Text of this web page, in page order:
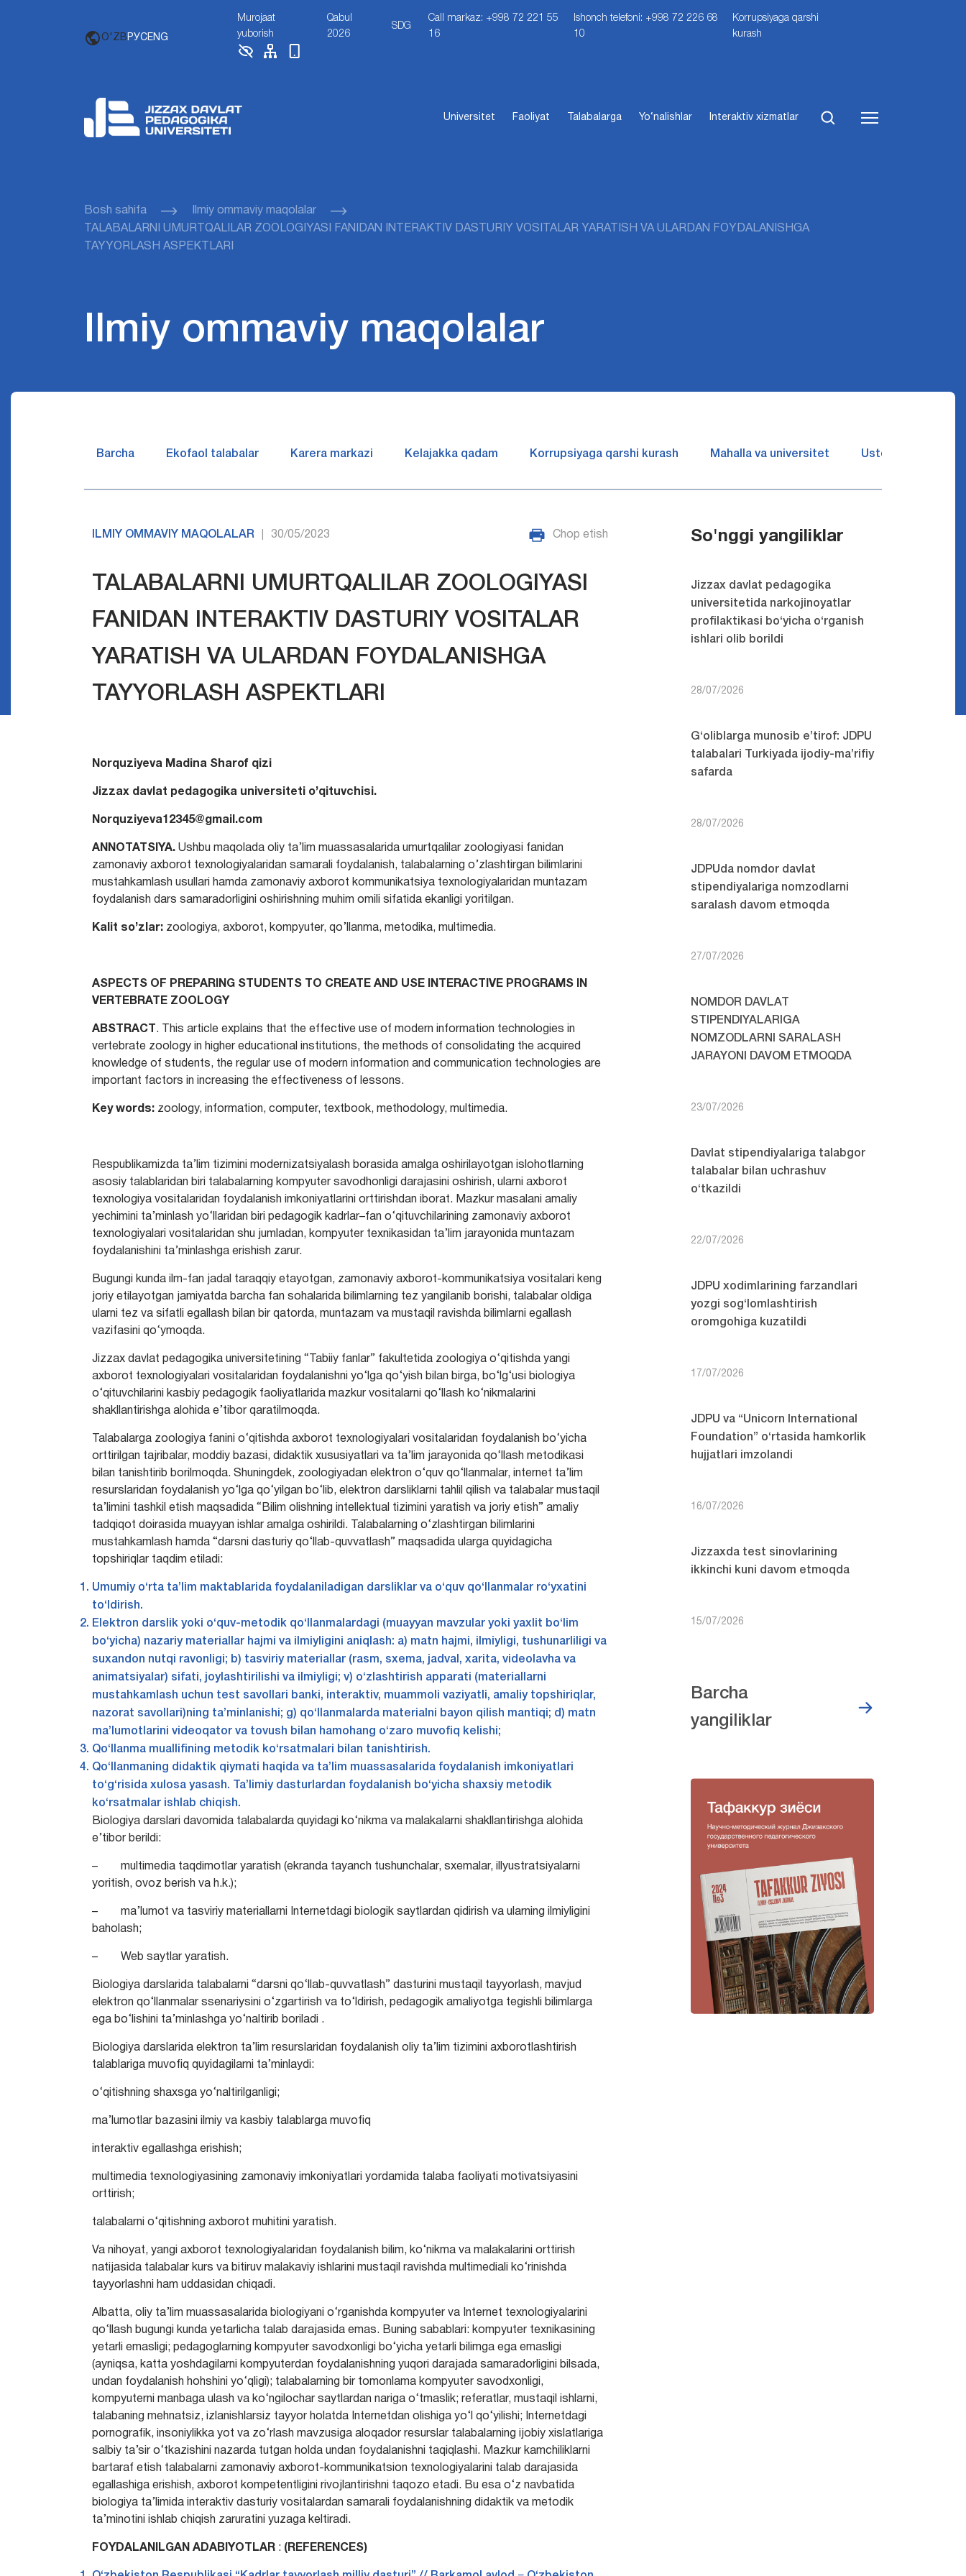
O'ZB РУСENG
Murojaat
yuborish
Qabul
2026
SDG
Call markaz: +998 72 221 55
16
Ishonch telefoni: +998 72 226 68
10
Korrupsiyaga qarshi
kurash
Universitet Faoliyat Talabalarga Yo‘nalishlar Interaktiv xizmatlar
Bosh sahifa
Ilmiy ommaviy maqolalar
TALABALARNI UMURTQALILAR ZOOLOGIYASI FANIDAN INTЕRAKTIV DASTURIY VOSITALAR YARATISH VA ULARDAN FOYDALANISHGA
TAYYORLASH ASPЕKTLARI
Ilmiy ommaviy maqolalar
Barcha Ekofaol talabalar Karera markazi Kelajakka qadam Korrupsiyaga qarshi kurash Mahalla va universitet Ustozlar suhbatin
ILMIY OMMAVIY MAQOLALAR 30/05/2023 Chop etish
TALABALARNI UMURTQALILAR ZOOLOGIYASI
FANIDAN INTЕRAKTIV DASTURIY VOSITALAR
YARATISH VA ULARDAN FOYDALANISHGA
TAYYORLASH ASPЕKTLARI
Norquziyeva Madina Sharof qizi
Jizzax davlat pedagogika universiteti o’qituvchisi.
Norquziyeva12345@gmail.com
ANNOTATSIYA.Ushbu maqolada oliy ta’lim muassasalarida umurtqalilar zoologiyasi fanidan
zamonaviy axborot texnologiyalaridan samarali foydalanish, talabalarning o’zlashtirgan bilimlarini
mustahkamlash usullari hamda zamonaviy axborot kommunikatsiya texnologiyalaridan muntazam
foydalanish dars samaradorligini oshirishning muhim omili sifatida ekanligi yoritilgan.
Kalit so’zlar: zoologiya, axborot, kompyuter, qo’llanma, metodika, multimedia.
ASPECTS OF PREPARING STUDENTS TO CREATE AND USE INTERACTIVE PROGRAMS IN
VERTEBRATE ZOOLOGY
ABSTRACT . This article explains that the effective use of modern information technologies in
vertebrate zoology in higher educational institutions, the methods of consolidating the acquired
knowledge of students, the regular use of modern information and communication technologies are
important factors in increasing the effectiveness of lessons.
Key words: zoology, information, computer, textbook, methodology, multimedia.
Respublikamizda ta’lim tizimini modernizatsiyalash borasida amalga oshirilayotgan islohotlarning
asosiy talablaridan biri talabalarning kompyuter savodhonligi darajasini oshirish, ularni axborot
texnologiya vositalaridan foydalanish imkoniyatlarini orttirishdan iborat. Mazkur masalani amaliy
yechimini ta’minlash yo‘llaridan biri pedagogik kadrlar–fan o‘qituvchilarining zamonaviy axborot
texnologiyalari vositalaridan shu jumladan, kompyuter texnikasidan ta’lim jarayonida muntazam
foydalanishini ta’minlashga erishish zarur.
Bugungi kunda ilm-fan jadal taraqqiy etayotgan, zamonaviy axborot-kommunikatsiya vositalari keng
joriy etilayotgan jamiyatda barcha fan sohalarida bilimlarning tez yangilanib borishi, talabalar oldiga
ularni tez va sifatli egallash bilan bir qatorda, muntazam va mustaqil ravishda bilimlarni egallash
vazifasini qo‘ymoqda.
Jizzax davlat pedagogika universitetining “Tabiiy fanlar” fakultetida zoologiya o‘qitishda yangi
axborot texnologiyalari vositalaridan foydalanishni yo‘lga qo‘yish bilan birga, bo‘lg‘usi biologiya
o‘qituvchilarini kasbiy pedagogik faoliyatlarida mazkur vositalarni qo‘llash ko‘nikmalarini
shakllantirishga alohida e’tibor qaratilmoqda.
Talabalarga zoologiya fanini o‘qitishda axborot texnologiyalari vositalaridan foydalanish bo‘yicha
orttirilgan tajribalar, moddiy bazasi, didaktik xususiyatlari va ta’lim jarayonida qo‘llash metodikasi
bilan tanishtirib borilmoqda. Shuningdek, zoologiyadan elektron o‘quv qo‘llanmalar, internet ta’lim
resurslaridan foydalanish yo‘lga qo‘yilgan bo‘lib, elektron darsliklarni tahlil qilish va talabalar mustaqil
ta’limini tashkil etish maqsadida “Bilim olishning intellektual tizimini yaratish va joriy etish” amaliy
tadqiqot doirasida muayyan ishlar amalga oshirildi. Talabalarning o‘zlashtirgan bilimlarini
mustahkamlash hamda “darsni dasturiy qo‘llab-quvvatlash” maqsadida ularga quyidagicha
topshiriqlar taqdim etiladi:
Umumiy o‘rta ta’lim maktablarida foydalaniladigan darsliklar va o‘quv qo‘llanmalar ro‘yxatini
to‘ldirish.
Elektron darslik yoki o‘quv-metodik qo‘llanmalardagi (muayyan mavzular yoki yaxlit bo‘lim
bo‘yicha) nazariy materiallar hajmi va ilmiyligini aniqlash: a) matn hajmi, ilmiyligi, tushunarliligi va
suxandon nutqi ravonligi; b) tasviriy materiallar (rasm, sxema, jadval, xarita, videolavha va
animatsiyalar) sifati, joylashtirilishi va ilmiyligi; v) o‘zlashtirish apparati (materiallarni
mustahkamlash uchun test savollari banki, interaktiv, muammoli vaziyatli, amaliy topshiriqlar,
nazorat savollari)ning ta’minlanishi; g) qo‘llanmalarda materialni bayon qilish mantiqi; d) matn
ma’lumotlarini videoqator va tovush bilan hamohang o‘zaro muvofiq kelishi;
Qo‘llanma muallifining metodik ko‘rsatmalari bilan tanishtirish.
Qo‘llanmaning didaktik qiymati haqida va ta’lim muassasalarida foydalanish imkoniyatlari
to‘g‘risida xulosa yasash. Ta’limiy dasturlardan foydalanish bo‘yicha shaxsiy metodik
ko‘rsatmalar ishlab chiqish.
Biologiya darslari davomida talabalarda quyidagi ko‘nikma va malakalarni shakllantirishga alohida
e’tibor berildi:
– multimedia taqdimotlar yaratish (ekranda tayanch tushunchalar, sxemalar, illyustratsiyalarni
yoritish, ovoz berish va h.k.);
– ma’lumot va tasviriy materiallarni Internetdagi biologik saytlardan qidirish va ularning ilmiyligini
baholash;
– Web saytlar yaratish.
Biologiya darslarida talabalarni “darsni qo‘llab-quvvatlash” dasturini mustaqil tayyorlash, mavjud
elektron qo‘llanmalar ssenariysini o‘zgartirish va to‘ldirish, pedagogik amaliyotga tegishli bilimlarga
ega bo‘lishini ta’minlashga yo‘naltirib boriladi .
Biologiya darslarida elektron ta’lim resurslaridan foydalanish oliy ta’lim tizimini axborotlashtirish
talablariga muvofiq quyidagilarni ta’minlaydi:
o‘qitishning shaxsga yo‘naltirilganligi;
ma’lumotlar bazasini ilmiy va kasbiy talablarga muvofiq
interaktiv egallashga erishish;
multimedia texnologiyasining zamonaviy imkoniyatlari yordamida talaba faoliyati motivatsiyasini
orttirish;
talabalarni o‘qitishning axborot muhitini yaratish.
Va nihoyat, yangi axborot texnologiyalaridan foydalanish bilim, ko‘nikma va malakalarini orttirish
natijasida talabalar kurs va bitiruv malakaviy ishlarini mustaqil ravishda multimediali ko‘rinishda
tayyorlashni ham uddasidan chiqadi.
Albatta, oliy ta’lim muassasalarida biologiyani o‘rganishda kompyuter va Internet texnologiyalarini
qo‘llash bugungi kunda yetarlicha talab darajasida emas. Buning sabablari: kompyuter texnikasining
yetarli emasligi; pedagoglarning kompyuter savodxonligi bo‘yicha yetarli bilimga ega emasligi
(ayniqsa, katta yoshdagilarni kompyuterdan foydalanishning yuqori darajada samaradorligini bilsada,
undan foydalanish hohshini yo‘qligi); talabalarning bir tomonlama kompyuter savodxonligi,
kompyuterni manbaga ulash va ko‘ngilochar saytlardan nariga o‘tmaslik; referatlar, mustaqil ishlarni,
talabaning mehnatsiz, izlanishlarsiz tayyor holatda Internetdan olishiga yo‘l qo‘yilishi; Internetdagi
pornografik, insoniylikka yot va zo‘rlash mavzusiga aloqador resurslar talabalarning ijobiy xislatlariga
salbiy ta’sir o‘tkazishini nazarda tutgan holda undan foydalanishni taqiqlashi. Mazkur kamchiliklarni
bartaraf etish talabalarni zamonaviy axborot-kommunikatsion texnologiyalarini talab darajasida
egallashiga erishish, axborot kompetentligini rivojlantirishni taqozo etadi. Bu esa o‘z navbatida
biologiya ta’limida interaktiv dasturiy vositalardan samarali foydalanishning didaktik va metodik
ta’minotini ishlab chiqish zaruratini yuzaga keltiradi.
FOYDALANILGAN ADABIYOTLAR : (REFERENCES)
So'nggi yangiliklar
Jizzax davlat pedagogika
universitetida narkojinoyatlar
profilaktikasi bo‘yicha o‘rganish
ishlari olib borildi
28/07/2026
G‘oliblarga munosib e’tirof: JDPU
talabalari Turkiyada ijodiy-ma’rifiy
safarda
28/07/2026
JDPUda nomdor davlat
stipendiyalariga nomzodlarni
saralash davom etmoqda
27/07/2026
NOMDOR DAVLAT
STIPENDIYALARIGA
NOMZODLARNI SARALASH
JARAYONI DAVOM ETMOQDA
23/07/2026
Davlat stipendiyalariga talabgor
talabalar bilan uchrashuv
o‘tkazildi
22/07/2026
JDPU xodimlarining farzandlari
yozgi sog‘lomlashtirish
oromgohiga kuzatildi
17/07/2026
JDPU va “Unicorn International
Foundation” o‘rtasida hamkorlik
hujjatlari imzolandi
16/07/2026
Jizzaxda test sinovlarining
ikkinchi kuni davom etmoqda
15/07/2026
Barcha
yangiliklar